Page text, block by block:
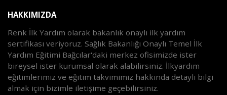
HAKKIMIZDA
Renk İlk Yardım olarak bakanlık onaylı ilk yardım
sertifikası veriyoruz. Sağlık Bakanlığı Onaylı Temel İlk
Yardım Eğitimi Bağcılar'daki merkez ofisimizde ister
bireysel ister kurumsal olarak alabilirsiniz. İlkyardım
eğitimlerimiz ve eğitim takvimimiz hakkında detaylı bilgi
almak için bizimle iletişime geçebilirsiniz.